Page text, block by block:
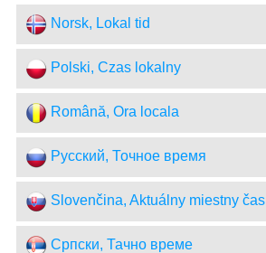
Norsk, Lokal tid
Polski, Czas lokalny
Română, Ora locala
Русский, Точное время
Slovenčina, Aktuálny miestny čas
Српски, Тачно време